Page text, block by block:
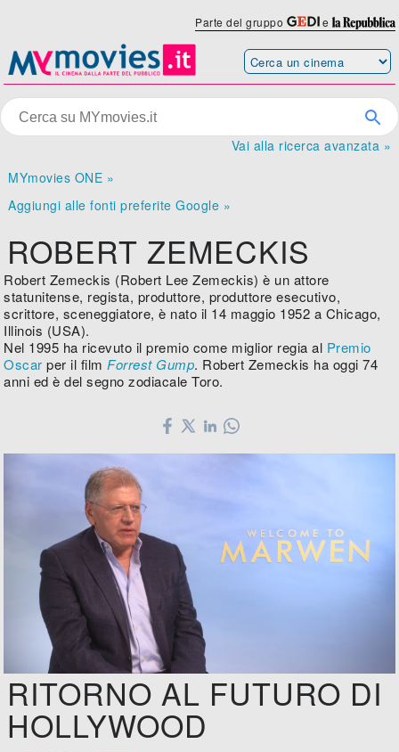
Parte del gruppo e
Vai alla ricerca avanzata »
MYmovies ONE »
Aggiungi alle fonti preferite Google »
ROBERT ZEMECKIS
Robert Zemeckis (Robert Lee Zemeckis) è un attore
statunitense, regista, produttore, produttore esecutivo,
scrittore, sceneggiatore, è nato il 14 maggio 1952 a Chicago,
Illinois (USA).
Nel 1995 ha ricevuto il premio come miglior regia al Premio
Oscar per il filmForrest Gump. Robert Zemeckis ha oggi 74
anni ed è del segno zodiacale Toro.
RITORNO AL FUTURO DI
HOLLYWOOD